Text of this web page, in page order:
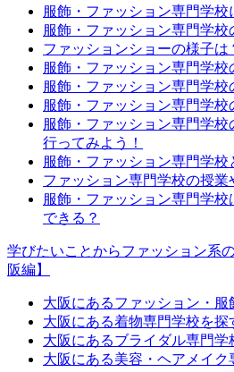
服飾・ファッション専門学校
服飾・ファッション専門学校
ファッションショーの様子は
服飾・ファッション専門学校
服飾・ファッション専門学校
服飾・ファッション専門学校
服飾・ファッション専門学
行ってみよう！
服飾・ファッション専門学校
ファッション専門学校の授業
服飾・ファッション専門学
できる？
学びたいことからファッション系
阪編】
大阪にあるファッション・服
大阪にある着物専門学校を探
大阪にあるブライダル専門学
大阪にある美容・ヘアメイク